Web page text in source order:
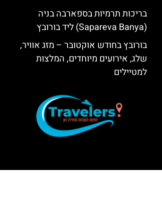
בריכות תרמיות בספארבה בניה
(Sapareva Banya) ליד בורובץ
בורובץ בחודש אוקטובר – מזג אוויר,
שלג, אירועים מיוחדים, המלצות
למטיילים